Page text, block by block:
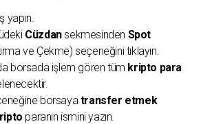
yapın.
Cüzdansekmesinden Spot
ve Çekme) seçeneğini tıklayın.
borsada işlem gören tüm kripto para
borsayatransfer etmek
paranın ismini yazın.